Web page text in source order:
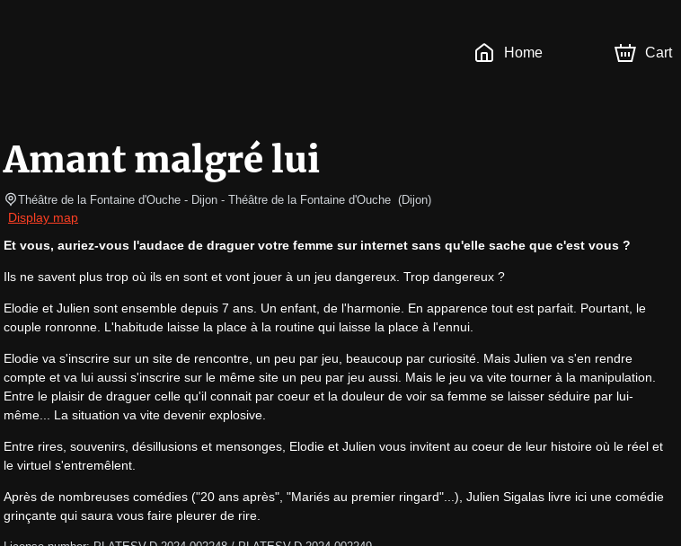
Home Cart
Amant malgré lui
Théâtre de la Fontaine d'Ouche - Dijon - Théâtre de la Fontaine d'Ouche (Dijon)
Display map
Et vous, auriez-vous l'audace de draguer votre femme sur internet sans qu'elle sache que c'est vous ?
Ils ne savent plus trop où ils en sont et vont jouer à un jeu dangereux. Trop dangereux ?
Elodie et Julien sont ensemble depuis 7 ans. Un enfant, de l'harmonie. En apparence tout est parfait. Pourtant, le
couple ronronne. L'habitude laisse la place à la routine qui laisse la place à l'ennui.
Elodie va s'inscrire sur un site de rencontre, un peu par jeu, beaucoup par curiosité. Mais Julien va s'en rendre
compte et va lui aussi s'inscrire sur le même site un peu par jeu aussi. Mais le jeu va vite tourner à la manipulation.
Entre le plaisir de draguer celle qu'il connait par coeur et la douleur de voir sa femme se laisser séduire par lui-
même... La situation va vite devenir explosive.
Entre rires, souvenirs, désillusions et mensonges, Elodie et Julien vous invitent au coeur de leur histoire où le réel et
le virtuel s'entremêlent.
Après de nombreuses comédies ("20 ans après", "Mariés au premier ringard"...), Julien Sigalas livre ici une comédie
grinçante qui saura vous faire pleurer de rire.